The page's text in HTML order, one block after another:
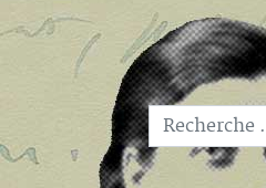
Type 2 or